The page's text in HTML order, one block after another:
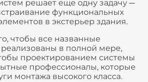
решает еще одну задачу ─
функциональных
в экстерьер здания.
чтобы все названные
в полной мере,
проектированием системы
профессионалы, которые
монтажа высокого класса.